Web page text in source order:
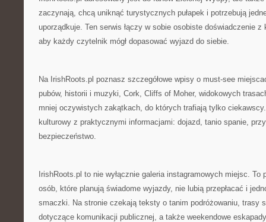
zaczynają, chcą uniknąć turystycznych pułapek i potrzebują
uporządkuje. Ten serwis łączy w sobie osobiste doświadczenie
aby każdy czytelnik mógł dopasować wyjazd do siebie.
Na IrishRoots.pl poznasz szczegółowe wpisy o must-see
pubów, historii i muzyki, Cork, Cliffs of Moher, widokowych
mniej oczywistych zakątkach, do których trafiają tylko
kulturowy z praktycznymi informacjami: dojazd, tanio spanie,
bezpieczeństwo.
IrishRoots.pl to nie wyłącznie galeria instagramowych miejsc. To
osób, które planują świadome wyjazdy, nie lubią przepłacać i
smaczki. Na stronie czekają teksty o tanim podróżowaniu, trasy
dotyczące komunikacji publicznej, a także weekendowe